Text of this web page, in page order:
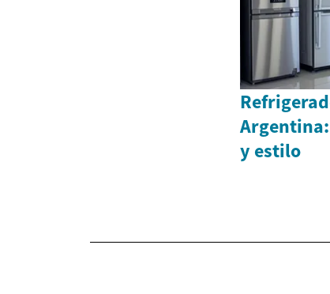
y estilo